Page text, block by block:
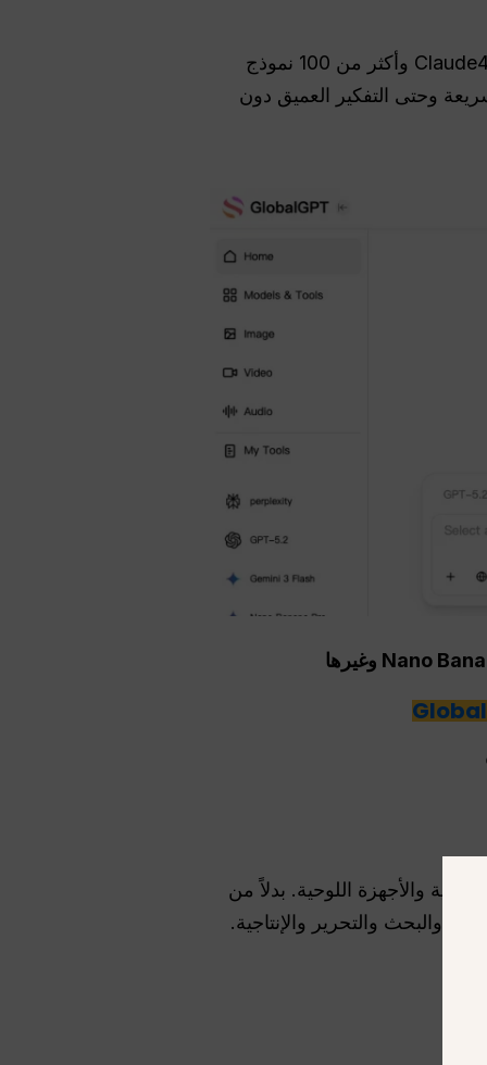
Claude4.5 وأكثر من 100 نموذج
وحتى التفكير العميق دون
Galaxy AI هي طبقة الذكاء الاصطناعي الأولى من سامسونج المدمجة مباشرة في هواتف Galaxy الذكية والأجهزة اللوحية. بدلاً من
والبحث والتحرير والإنتاجية.